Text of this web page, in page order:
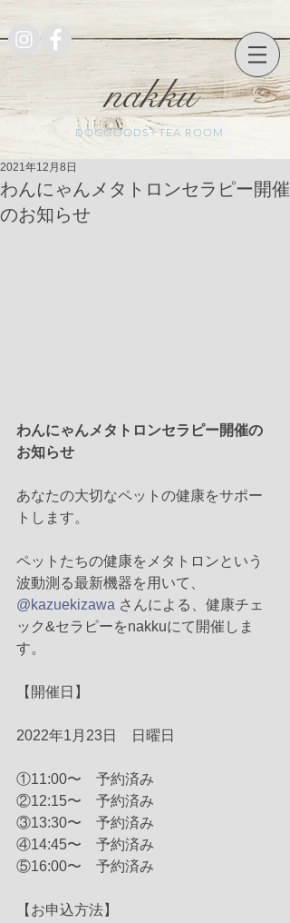
nakku
DOGGOODS+TEA ROOM
わんにゃんメタトロンセラピー開催
のお知らせ
2021年12月8日
わんにゃんメタトロンセラピー開催の
お知らせ
あなたの大切なペットの健康をサポー
トします。
ペットたちの健康をメタトロンという
波動測る最新機器を用いて、
@kazuekizawa さんによる、健康チェ
ック&セラピーをnakkuにて開催しま
す。
【開催日】
2022年1月23日　日曜日
①11:00〜　予約済み
②12:15〜　予約済み
③13:30〜　予約済み
④14:45〜　予約済み
⑤16:00〜　予約済み
【お申込方法】